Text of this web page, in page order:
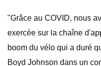
"Grâce au COVID, nous
exercée sur la chaîne
boom du vélo qui a duré
Boyd Johnson dans un